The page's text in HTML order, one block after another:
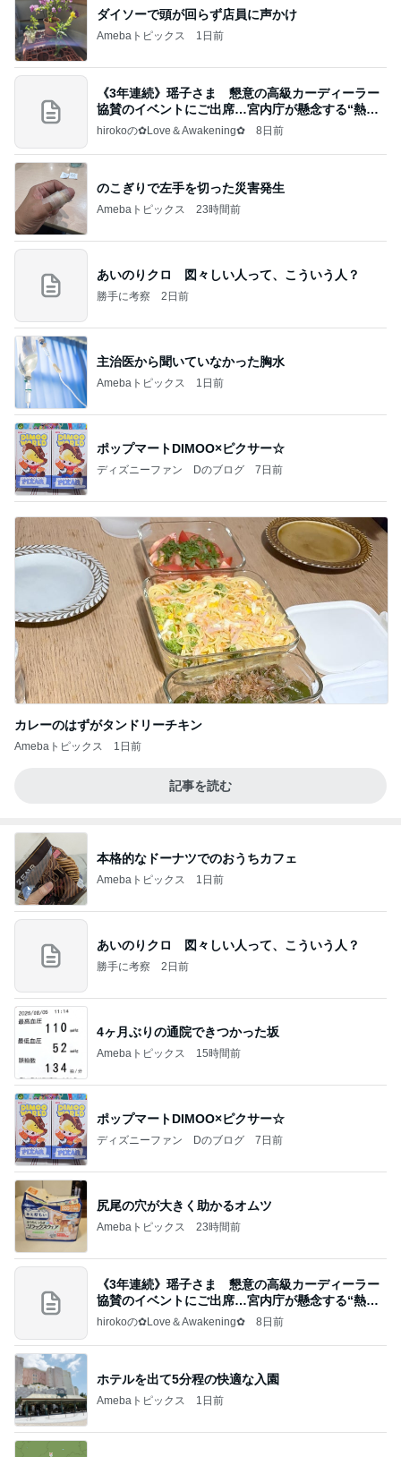
ダイソーで頭が回らず店員に声かけ
Amebaトピックス 1日前
《3年連続》瑶子さま 懇意の高級カーディーラー
協賛のイベントにご出席…宮内庁が懸念する“熱心
すぎ
hirokoの✿Love＆Awakening✿ 8日前
のこぎりで左手を切った災害発生
Amebaトピックス 23時間前
あいのりクロ 図々しい人って、こういう人？
勝手に考察 2日前
主治医から聞いていなかった胸水
Amebaトピックス 1日前
ポップマートDIMOO×ピクサー☆
ディズニーファン Dのブログ 7日前
カレーのはずがタンドリーチキン
Amebaトピックス 1日前
記事を読む
本格的なドーナツでのおうちカフェ
Amebaトピックス 1日前
あいのりクロ 図々しい人って、こういう人？
勝手に考察 2日前
4ヶ月ぶりの通院できつかった坂
Amebaトピックス 15時間前
ポップマートDIMOO×ピクサー☆
ディズニーファン Dのブログ 7日前
尻尾の穴が大きく助かるオムツ
Amebaトピックス 23時間前
《3年連続》瑶子さま 懇意の高級カーディーラー
協賛のイベントにご出席…宮内庁が懸念する“熱心
すぎ
hirokoの✿Love＆Awakening✿ 8日前
ホテルを出て5分程の快適な入園
Amebaトピックス 1日前